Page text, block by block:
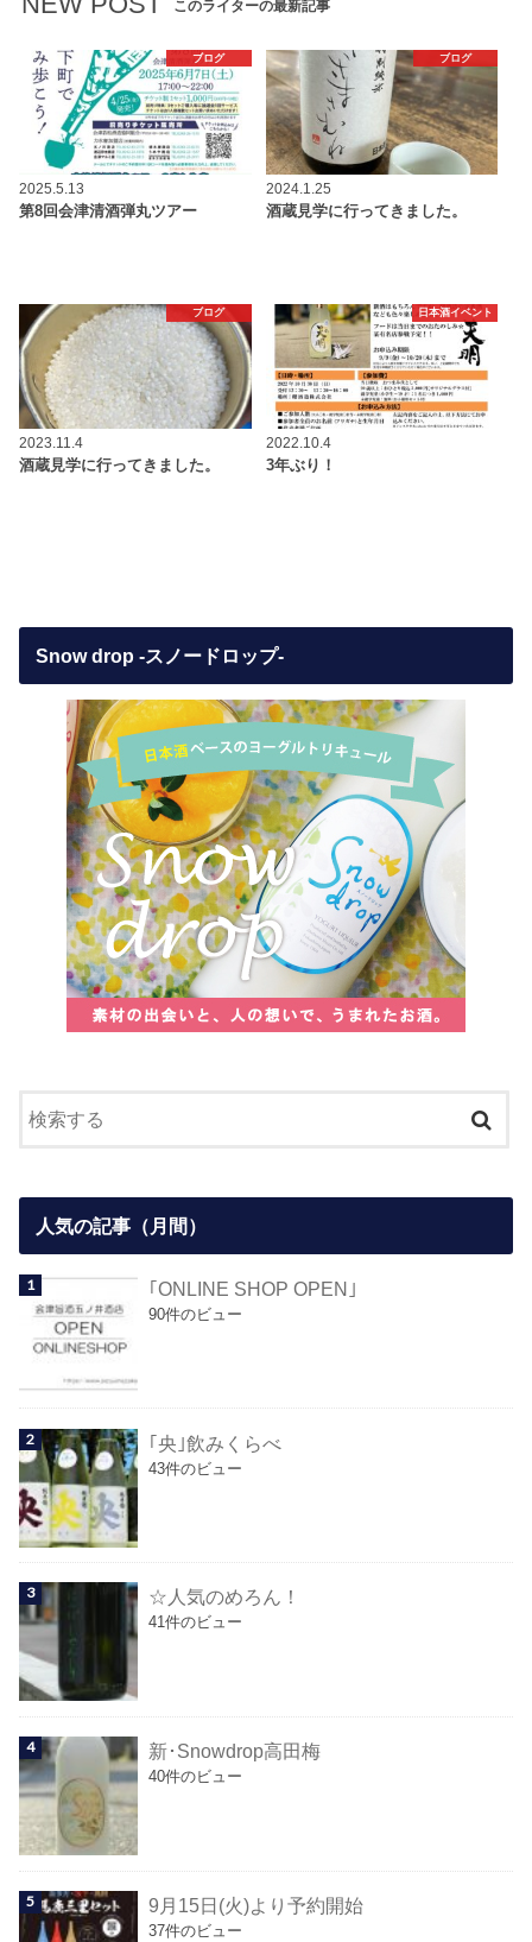
このライターの最新記事
ブログ
2025.5.13
第8回会津清酒弾丸ツアー
ブログ
2024.1.25
酒蔵見学に行ってきました。
ブログ
2023.11.4
酒蔵見学に行ってきました。
日本酒イベント
2022.10.4
3年ぶり！
Snow drop -スノードロップ-
人気の記事（月間）
｢ONLINE SHOP OPEN｣
90件のビュー
｢央｣飲みくらべ
43件のビュー
☆人気のめろん！
41件のビュー
新･Snowdrop高田梅
40件のビュー
9月15日(火)より予約開始
37件のビュー